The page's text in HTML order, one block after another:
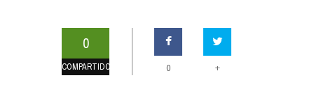
0
COMPARTIDOS 0 +